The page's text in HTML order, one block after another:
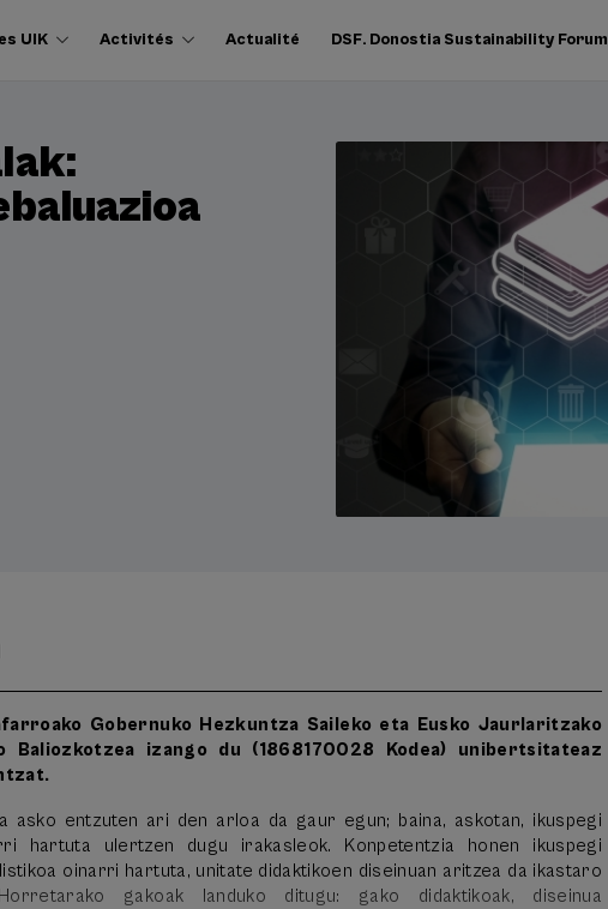
UIK Activités Actualité DSF. Donostia Sustainability Forum
Gobernuko Hezkuntza Saileko eta Eusko Jaurlaritzako
Baliozkotzea izango du (1868170028 Kodea) unibertsitateaz
asko entzuten ari den arloa da gaur egun; baina, askotan, ikuspegi
hartuta ulertzen dugu irakasleok. Konpetentzia honen ikuspegi
oinarri hartuta, unitate didaktikoen diseinuan aritzea da ikastaro
gakoak landuko ditugu: gako didaktikoak, diseinua